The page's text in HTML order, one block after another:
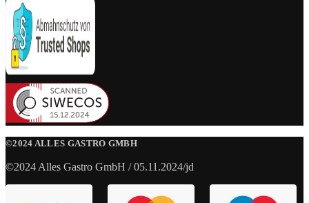
©2024 ALLES GASTRO GMBH
©2024 Alles Gastro GmbH / 05.11.2024/jd